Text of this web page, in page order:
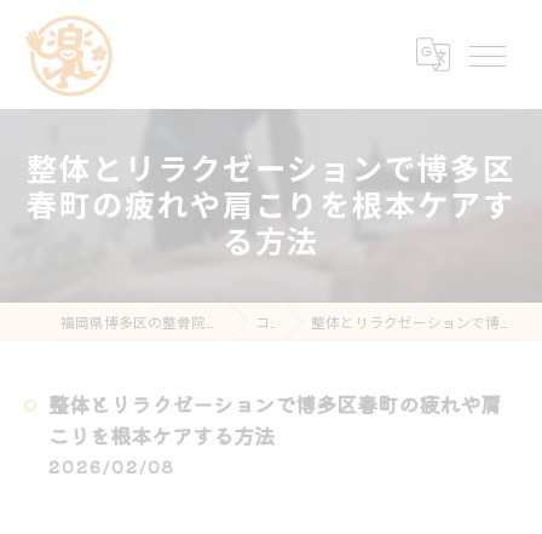
整体とリラクゼーションで博多区
春町の疲れや肩こりを根本ケアす
る方法
コラム 整体とリラクゼーションで博多区春町の疲れや肩こりを根本ケアする方法
整体とリラクゼーションで博多区春町の疲れや肩
こりを根本ケアする方法
2026/02/08